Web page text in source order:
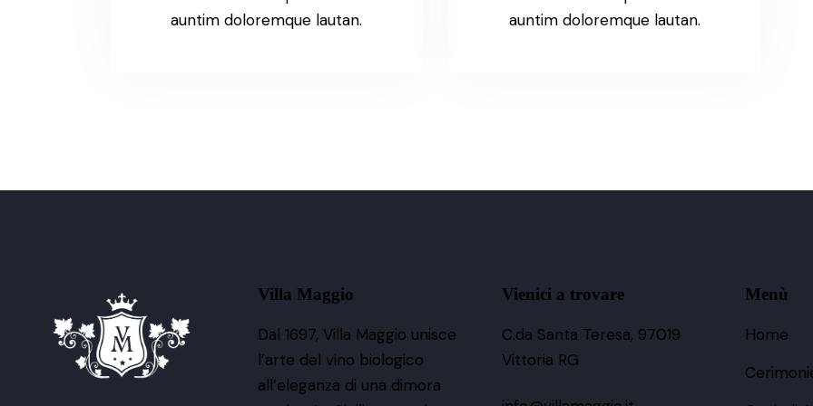
auntim doloremque lautan.
auntim doloremque lautan.
Villa Maggio
Dal 1697, Villa Maggio unisce
l’arte del vino biologico
all’eleganza di una dimora
Vienici a trovare
C.da Santa Teresa, 97019
Vittoria RG
Menù
Home